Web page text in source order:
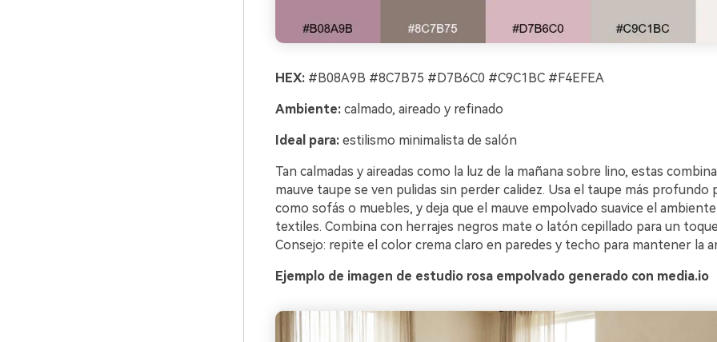
HEX:#B08A9B #8C7B75 #D7B6C0 #C9C1BC #F4EFEA
Ambiente:calmado, aireado y refinado
Ideal para:estilismo minimalista de salón
Tan calmadas y aireadas como la luz de la mañana sobre lino, estas
mauve taupe se ven pulidas sin perder calidez. Usa el taupe más profundo
como sofás o muebles, y deja que el mauve empolvado suavice el
textiles. Combina con herrajes negros mate o latón cepillado para un
Consejo: repite el color crema claro en paredes y techo para mantener la
Ejemplo de imagen de estudio rosa empolvado generado con media.io